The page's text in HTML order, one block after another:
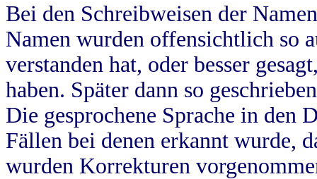
Bei den Schreibweisen der
Namen wurden offensichtlich so
verstanden hat, oder besser
haben. Später dann so
Die gesprochene Sprache in
Fällen bei denen erkannt wurde,
wurden Korrekturen